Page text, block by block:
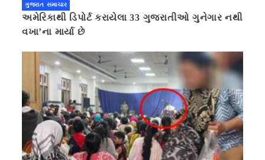
ગુજરાત સમાચાર
અમેરિકાથી ડિપોર્ટ કરાયેલા 33 ગુજરાતીઓ ગુનેગાર નથી
વખા’ના માર્યા છે